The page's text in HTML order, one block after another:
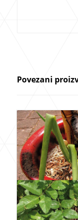
Povezani